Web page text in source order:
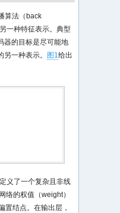
算法（back
一种特征表示。典型
器的目标是尽可能地
一种表示。
图1给出
定义了一个复杂且非线
络的权值（weight）
置结点。在输出层，